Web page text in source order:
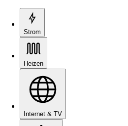
Strom
Heizen
Internet & TV